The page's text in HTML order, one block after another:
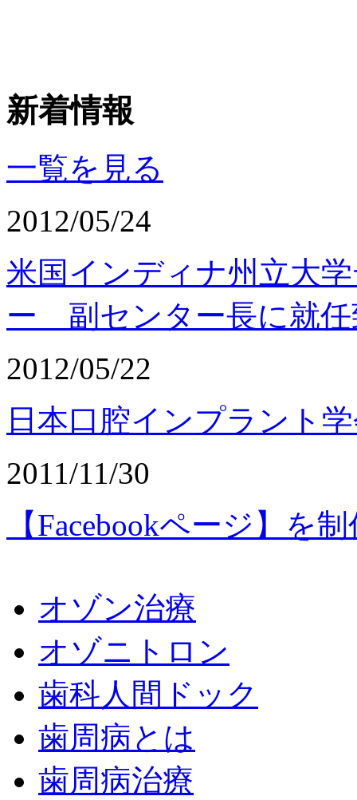
新着情報
一覧を見る
2012/05/24
米国インディナ州立大
ー 副センター長に就任
2012/05/22
日本口腔インプラント
2011/11/30
【Facebookページ】を
オゾン治療
オゾニトロン
歯科人間ドック
歯周病とは
歯周病治療